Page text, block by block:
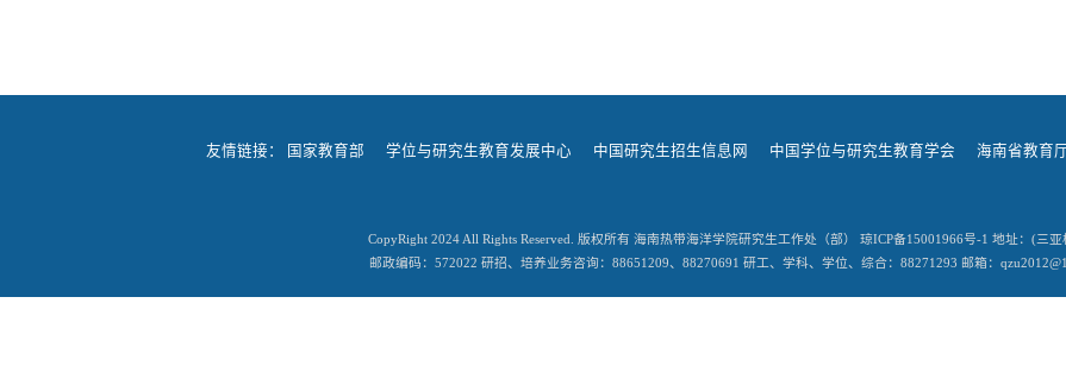
友情链接： 国家教育部 学位与研究生教育发展中心 中国研究生招生信息网 中国学位与研究生教育学会 海南省教育
CopyRight 2024 All Rights Reserved. 版权所有 海南热带海洋学院研究生工作处（部） 琼ICP备15001966号-1 地址：(三
邮政编码：572022 研招、培养业务咨询：88651209、88270691 研工、学科、学位、综合：88271293 邮箱：